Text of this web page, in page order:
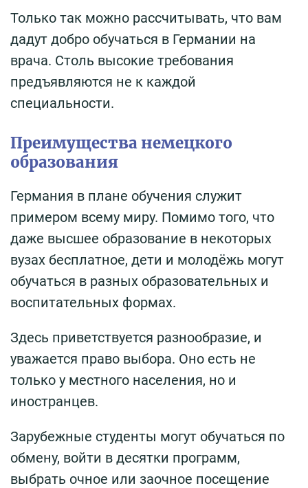
Только так можно рассчитывать, что вам
дадут добро обучаться в Германии на
врача. Столь высокие требования
предъявляются не к каждой
специальности.
Преимущества немецкого
образования
Германия в плане обучения служит
примером всему миру. Помимо того, что
даже высшее образование в некоторых
вузах бесплатное, дети и молодёжь могут
обучаться в разных образовательных и
воспитательных формах.
Здесь приветствуется разнообразие, и
уважается право выбора. Оно есть не
только у местного населения, но и
иностранцев.
Зарубежные студенты могут обучаться по
обмену, войти в десятки программ,
выбрать очное или заочное посещение